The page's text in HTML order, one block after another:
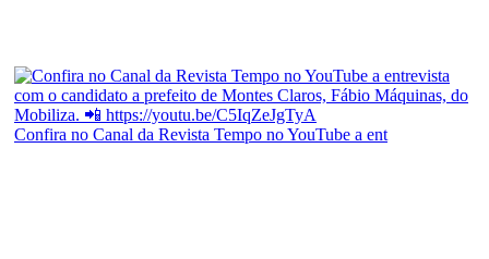
Confira no Canal da Revista Tempo no YouTube a ent